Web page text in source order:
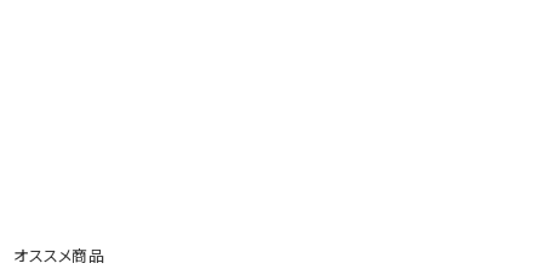
オススメ商品